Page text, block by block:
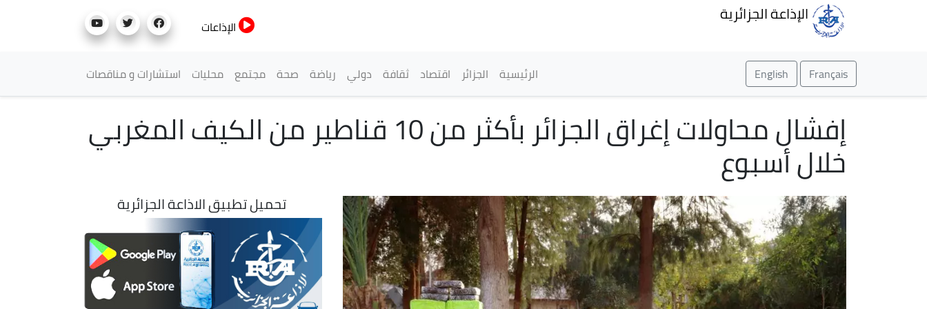
الإذاعة الجزائرية
الإذاعات
Français
English القائمة الرئيسية
الرئيسية الجزائر اقتصاد ثقافة دولي رياضة صحة مجتمع محليات استشارات و مناقصات
إفشال محاولات إغراق الجزائر بأكثر من 10 قناطير من الكيف المغربي
خلال أسبوع
تحميل تطبيق الاذاعة الجزائرية